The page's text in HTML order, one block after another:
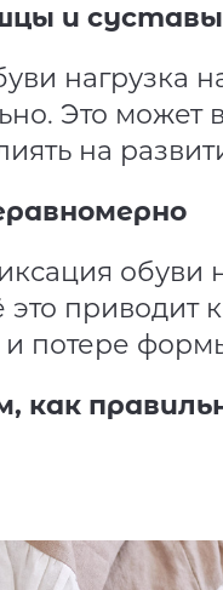
и суставы
нагрузка
Это может
на
обуви
приводит к
потере
как